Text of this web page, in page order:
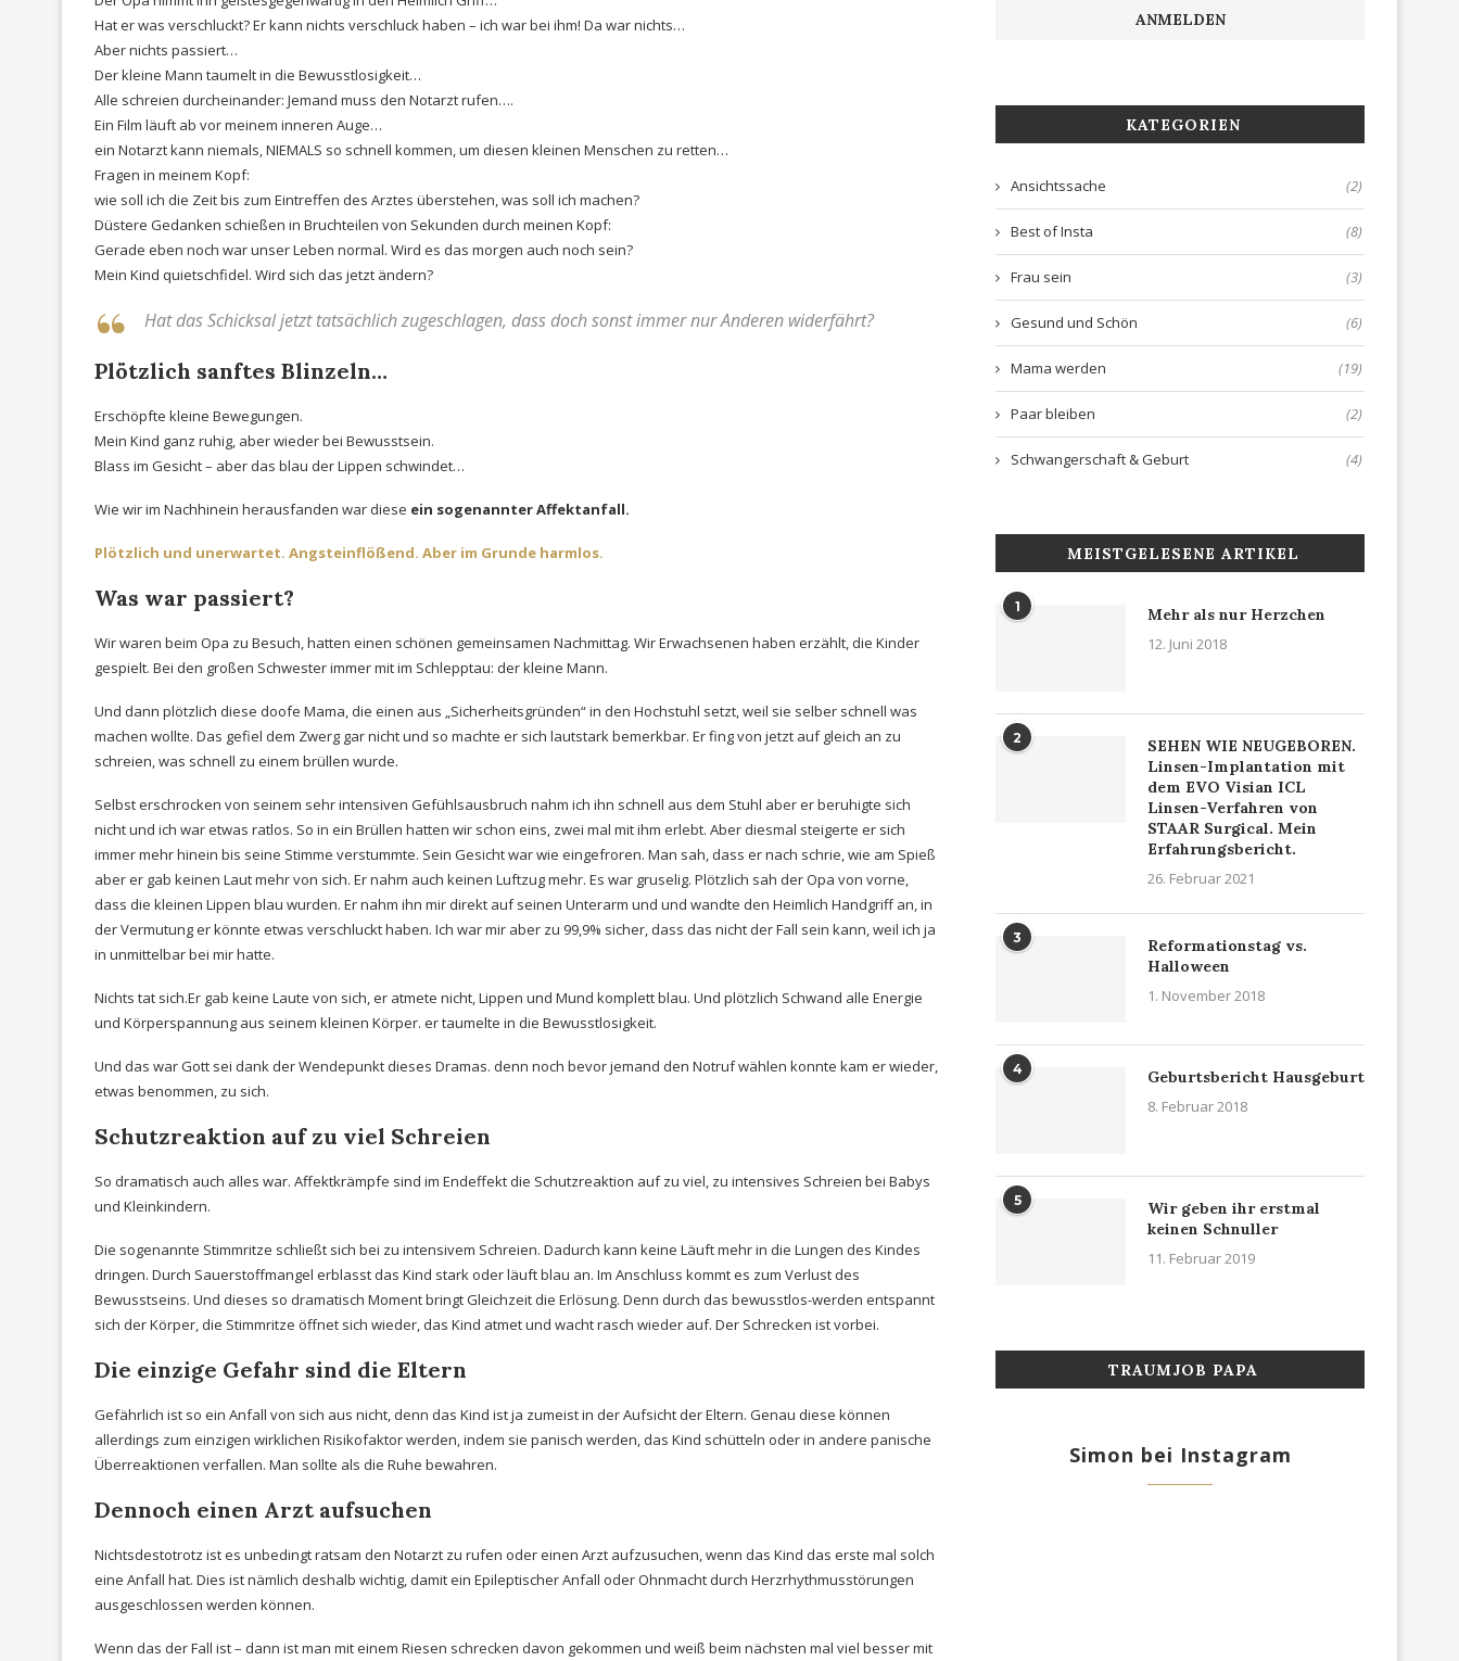
Hat er was verschluckt? Er kann nichts verschluck haben – ich war bei ihm! Da war nichts…
Aber nichts passiert…
Der kleine Mann taumelt in die Bewusstlosigkeit…
Alle schreien durcheinander: Jemand muss den Notarzt rufen….
Ein Film läuft ab vor meinem inneren Auge…
ein Notarzt kann niemals, NIEMALS so schnell kommen, um diesen kleinen Menschen zu retten…
Fragen in meinem Kopf:
wie soll ich die Zeit bis zum Eintreffen des Arztes überstehen, was soll ich machen?
Düstere Gedanken schießen in Bruchteilen von Sekunden durch meinen Kopf:
Gerade eben noch war unser Leben normal. Wird es das morgen auch noch sein?
Mein Kind quietschfidel. Wird sich das jetzt ändern?
Hat das Schicksal jetzt tatsächlich zugeschlagen, dass doch sonst immer nur Anderen widerfährt?
Plötzlich sanftes Blinzeln…
Erschöpfte kleine Bewegungen.
Mein Kind ganz ruhig, aber wieder bei Bewusstsein.
Blass im Gesicht – aber das blau der Lippen schwindet…
Wie wir im Nachhinein herausfanden war diese ein sogenannter Affektanfall.
Plötzlich und unerwartet. Angsteinflößend. Aber im Grunde harmlos.
Was war passiert?
Wir waren beim Opa zu Besuch, hatten einen schönen gemeinsamen Nachmittag. Wir Erwachsenen haben erzählt, die Kinder
gespielt. Bei den großen Schwester immer mit im Schlepptau: der kleine Mann.
Und dann plötzlich diese doofe Mama, die einen aus „Sicherheitsgründen“ in den Hochstuhl setzt, weil sie selber schnell was
machen wollte. Das gefiel dem Zwerg gar nicht und so machte er sich lautstark bemerkbar. Er fing von jetzt auf gleich an zu
schreien, was schnell zu einem brüllen wurde.
Selbst erschrocken von seinem sehr intensiven Gefühlsausbruch nahm ich ihn schnell aus dem Stuhl aber er beruhigte sich
nicht und ich war etwas ratlos. So in ein Brüllen hatten wir schon eins, zwei mal mit ihm erlebt. Aber diesmal steigerte er sich
immer mehr hinein bis seine Stimme verstummte. Sein Gesicht war wie eingefroren. Man sah, dass er nach schrie, wie am Spieß
aber er gab keinen Laut mehr von sich. Er nahm auch keinen Luftzug mehr. Es war gruselig. Plötzlich sah der Opa von vorne,
dass die kleinen Lippen blau wurden. Er nahm ihn mir direkt auf seinen Unterarm und und wandte den Heimlich Handgriff an, in
der Vermutung er könnte etwas verschluckt haben. Ich war mir aber zu 99,9% sicher, dass das nicht der Fall sein kann, weil ich ja
in unmittelbar bei mir hatte.
Nichts tat sich.Er gab keine Laute von sich, er atmete nicht, Lippen und Mund komplett blau. Und plötzlich Schwand alle Energie
und Körperspannung aus seinem kleinen Körper. er taumelte in die Bewusstlosigkeit.
Und das war Gott sei dank der Wendepunkt dieses Dramas. denn noch bevor jemand den Notruf wählen konnte kam er wieder,
etwas benommen, zu sich.
Schutzreaktion auf zu viel Schreien
So dramatisch auch alles war. Affektkrämpfe sind im Endeffekt die Schutzreaktion auf zu viel, zu intensives Schreien bei Babys
und Kleinkindern.
Die sogenannte Stimmritze schließt sich bei zu intensivem Schreien. Dadurch kann keine Läuft mehr in die Lungen des Kindes
dringen. Durch Sauerstoffmangel erblasst das Kind stark oder läuft blau an. Im Anschluss kommt es zum Verlust des
Bewusstseins. Und dieses so dramatisch Moment bringt Gleichzeit die Erlösung. Denn durch das bewusstlos-werden entspannt
sich der Körper, die Stimmritze öffnet sich wieder, das Kind atmet und wacht rasch wieder auf. Der Schrecken ist vorbei.
Die einzige Gefahr sind die Eltern
Gefährlich ist so ein Anfall von sich aus nicht, denn das Kind ist ja zumeist in der Aufsicht der Eltern. Genau diese können
allerdings zum einzigen wirklichen Risikofaktor werden, indem sie panisch werden, das Kind schütteln oder in andere panische
Überreaktionen verfallen. Man sollte als die Ruhe bewahren.
Dennoch einen Arzt aufsuchen
Nichtsdestotrotz ist es unbedingt ratsam den Notarzt zu rufen oder einen Arzt aufzusuchen, wenn das Kind das erste mal solch
eine Anfall hat. Dies ist nämlich deshalb wichtig, damit ein Epileptischer Anfall oder Ohnmacht durch Herzrhythmusstörungen
ausgeschlossen werden können.
Wenn das der Fall ist – dann ist man mit einem Riesen schrecken davon gekommen und weiß beim nächsten mal viel besser mit
KATEGORIEN
Ansichtssache (2)
Best of Insta (8)
Frau sein (3)
Gesund und Schön (6)
Mama werden (19)
Paar bleiben (2)
Schwangerschaft & Geburt (4)
MEISTGELESENE ARTIKEL
1
Mehr als nur Herzchen
12. Juni 2018
2
SEHEN WIE NEUGEBOREN.
Linsen-Implantation mit
dem EVO Visian ICL
Linsen-Verfahren von
STAAR Surgical. Mein
Erfahrungsbericht.
26. Februar 2021
3
Reformationstag vs.
Halloween
1. November 2018
4
Geburtsbericht Hausgeburt
8. Februar 2018
5
Wir geben ihr erstmal
keinen Schnuller
11. Februar 2019
TRAUMJOB PAPA
Simon bei Instagram